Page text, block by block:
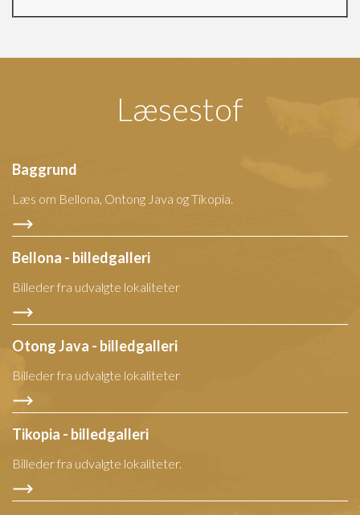
Læsestof
Baggrund
Læs om Bellona, Ontong Java og Tikopia.
Bellona - billedgalleri
Billeder fra udvalgte lokaliteter
Otong Java - billedgalleri
Billeder fra udvalgte lokaliteter
Tikopia - billedgalleri
Billeder fra udvalgte lokaliteter.